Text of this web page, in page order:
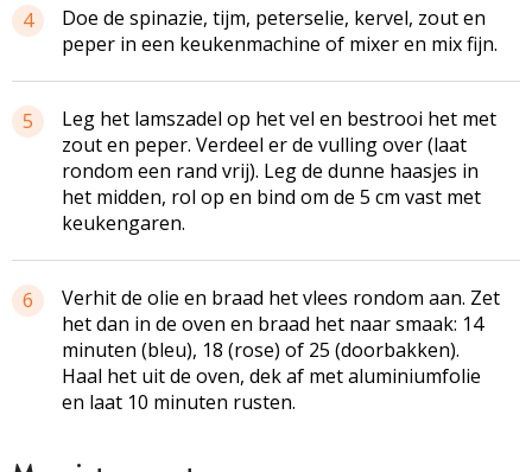
4
Doe de spinazie, tijm, peterselie, kervel, zout en
peper in een keukenmachine of mixer en mix fijn.
5
Leg het lamszadel op het vel en bestrooi het met
zout en peper. Verdeel er de vulling over (laat
rondom een rand vrij). Leg de dunne haasjes in
het midden, rol op en bind om de 5 cm vast met
keukengaren.
6
Verhit de olie en braad het vlees rondom aan. Zet
het dan in de oven en braad het naar smaak: 14
minuten (bleu), 18 (rose) of 25 (doorbakken).
Haal het uit de oven, dek af met aluminiumfolie
en laat 10 minuten rusten.